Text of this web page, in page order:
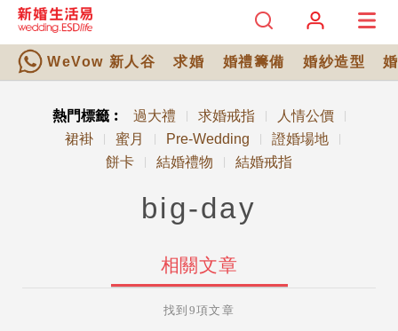
WeVow 新人谷 求婚 婚禮籌備 婚紗造型
熱門標籤︰ 過大禮 求婚戒指 人情公價
裙褂 蜜月 Pre-Wedding 證婚場地
餅卡 結婚禮物 結婚戒指
big-day
相關文章
找到9項文章